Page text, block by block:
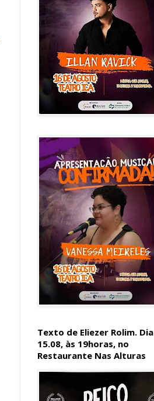
Texto de Eliezer Rolim. Dia
15.08, às 19horas, no
Restaurante Nas Alturas